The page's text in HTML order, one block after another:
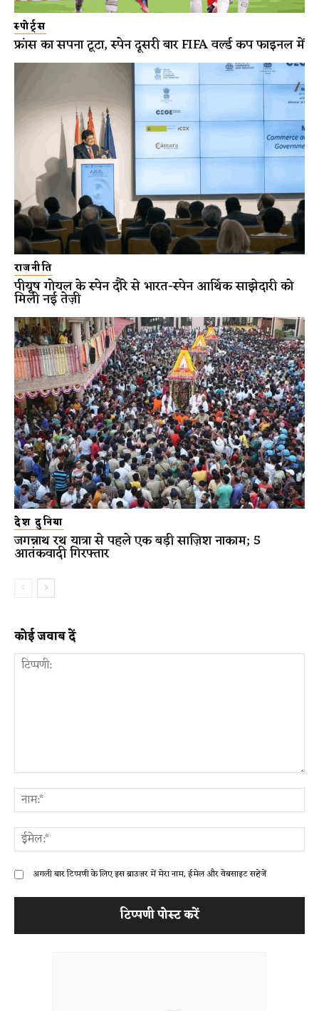
स्पोर्ट्स
फ्रांस का सपना टूटा, स्पेन दूसरी बार FIFA वर्ल्ड कप फाइनल में
राजनीति
पीयूष गोयल के स्पेन दौरे से भारत-स्पेन आर्थिक साझेदारी को
मिली नई तेज़ी
देश दुनिया
जगन्नाथ रथ यात्रा से पहले एक बड़ी साज़िश नाकाम; 5
आतंकवादी गिरफ्तार
कोई जवाब दें
अगली बार टिप्पणी के लिए इस ब्राउज़र में मेरा नाम, ईमेल और वेबसाइट सहेजें